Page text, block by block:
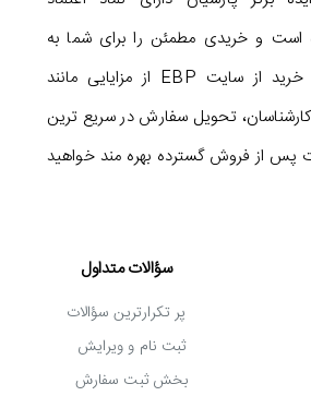
5 ستاره است و خریدی مطمئن را برای شما به
ارمغان می آورد. با خرید از سایت EBP از مزایایی مانند
24 ساعته کارشناسان، تحویل سفارش در سریع ترین
از فروش گسترده بهره مند خواهید
سؤالات متداول
پر تکرارترین سؤالات
ثبت نام و ویرایش
بخش ثبت سفارش